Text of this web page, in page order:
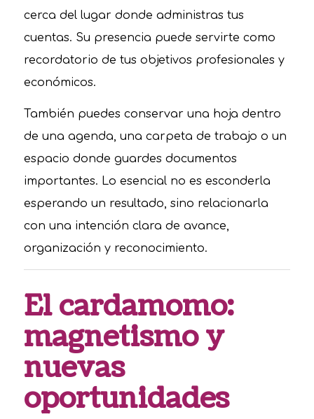
cerca del lugar donde administras tus
cuentas. Su presencia puede servirte como
recordatorio de tus objetivos profesionales y
económicos.
También puedes conservar una hoja dentro
de una agenda, una carpeta de trabajo o un
espacio donde guardes documentos
importantes. Lo esencial no es esconderla
esperando un resultado, sino relacionarla
con una intención clara de avance,
organización y reconocimiento.
El cardamomo:
magnetismo y
nuevas
oportunidades